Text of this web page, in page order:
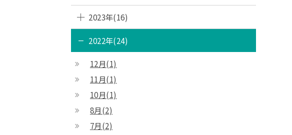
2023年(16)
2022年(24)
12月(1)
11月(1)
10月(1)
8月(2)
7月(2)